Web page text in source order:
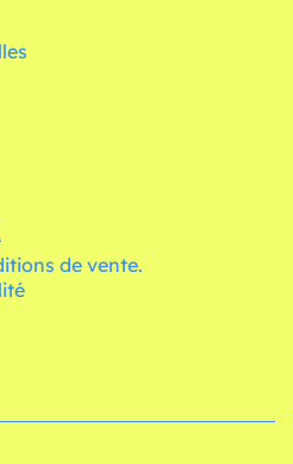
de vente.